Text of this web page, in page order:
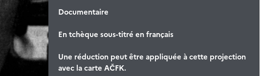
Documentaire
En tchèque sous-titré en français
Une réduction peut être appliquée à cette projection
avec la carte AČFK.